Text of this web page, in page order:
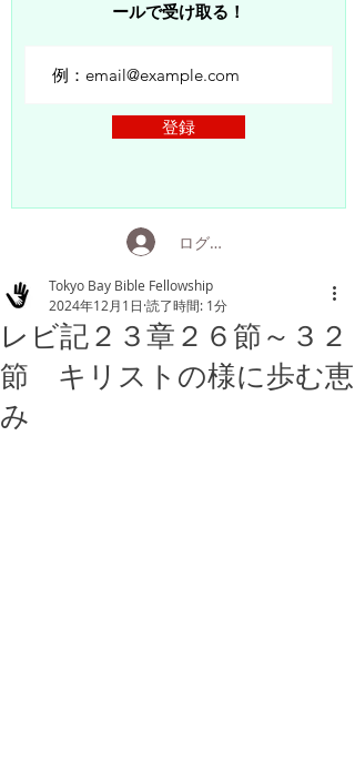
ールで受け取る！
登録
ログイン
レビ記２３章２６節～３２
節 キリストの様に歩む恵
み
Tokyo Bay Bible Fellowship
2024年12月1日 読了時間: 1分